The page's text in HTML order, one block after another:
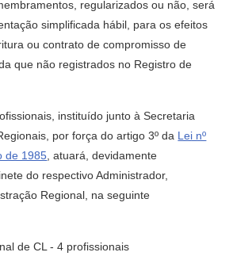
regularizados ou não, será
simplificada hábil, para os efeitos
ou contrato de compromisso de
que não registrados no Registro de
instituído junto à Secretaria
por força do artigo 3º da Lei nº
de 1985 , atuará, devidamente
do respectivo Administrador,
Regional, na seguinte
de CL - 4 profissionais